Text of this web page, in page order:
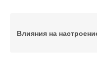
Влияния на